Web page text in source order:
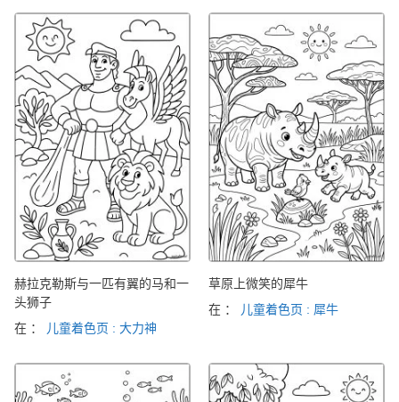
赫拉克勒斯与一匹有翼的马和一
头狮子
在 ：
儿童着色页 : 大力神
草原上微笑的犀牛
在 ：
儿童着色页 : 犀牛